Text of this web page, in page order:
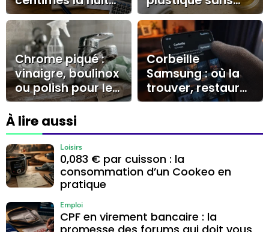
et les réglages
qui changent la
facture
voile blanc ni
rayures
Chrome piqué :
vinaigre, boulinox
ou polish pour le
nettoyer sans le
rayer ?
Corbeille
Samsung : où la
trouver, restaurer
vos fichiers et
jours
À lire aussi
0,083 € par cuisson : la
consommation d’un Cookeo en
pratique
Loisirs
CPF en virement bancaire : la
Emploi